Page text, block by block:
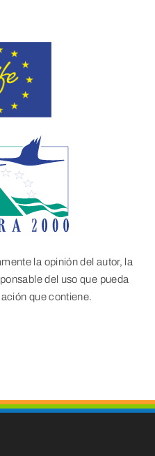
la opinión del autor, la
del uso que pueda
que contiene.